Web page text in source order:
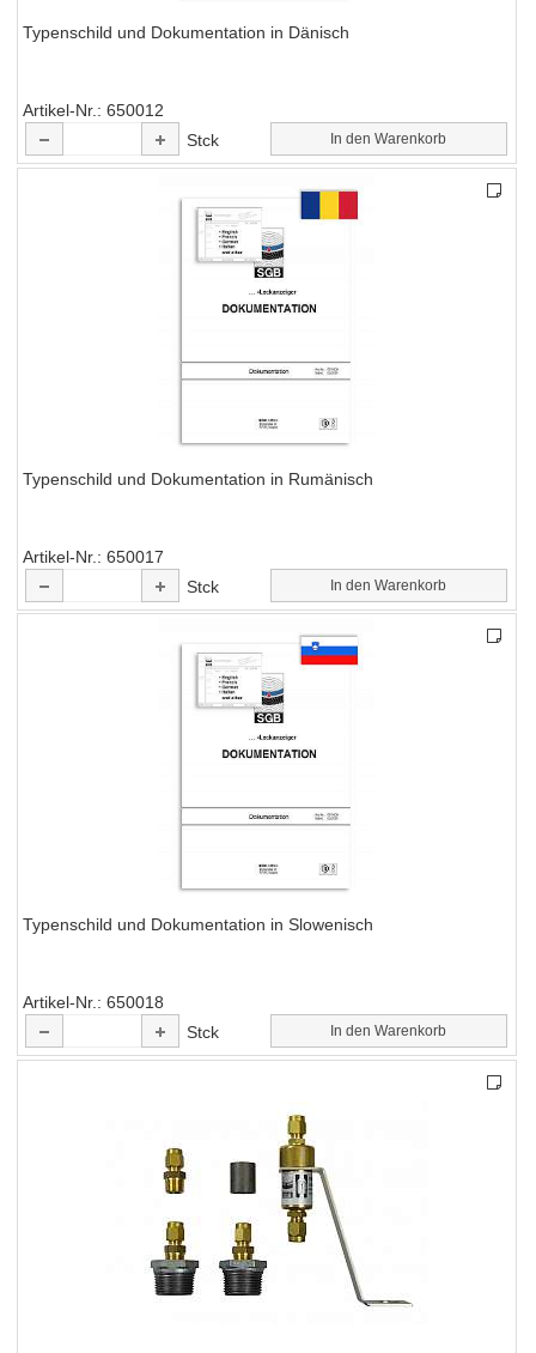
Typenschild und Dokumentation in Dänisch
Artikel-Nr. 650012
Stck
In den Warenkorb
Typenschild und Dokumentation in Rumänisch
Artikel-Nr.
650017
Stck
In den Warenkorb
Typenschild und Dokumentation in Slowenisch
Artikel-Nr. 650018
Stck
In den Warenkorb